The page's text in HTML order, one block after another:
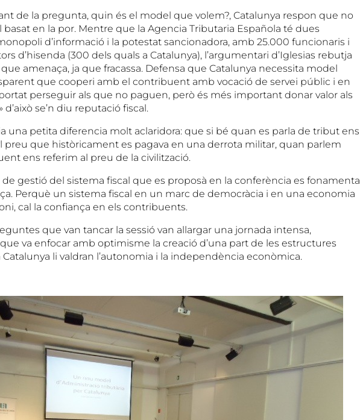
de la pregunta, quin és el model que volem?, Catalunya respon que no
en la por. Mentre que la Agencia Tributaria Española té dues
d’informació i la potestat sancionadora, amb 25.000 funcionaris i
d’hisenda (300 dels quals a Catalunya), l’argumentari d’Iglesias rebutja
amenaça, ja que fracassa. Defensa que Catalunya necessita model
que cooperi amb el contribuent amb vocació de servei públic i en
perseguir als que no paguen, però és més important donar valor als
se’n diu reputació fiscal.
una petita diferencia molt aclaridora: que si bé quan es parla de tribut ens
preu que històricament es pagava en una derrota militar, quan parlem
ens referim al preu de la civilització.
gestió del sistema fiscal que es proposà en la conferència es fonamenta
Perquè un sistema fiscal en un marc de democràcia i en una economia
cal la confiança en els contribuents.
que van tancar la sessió van allargar una jornada intensa,
va enfocar amb optimisme la creació d’una part de les estructures
Catalunya li valdran l’autonomia i la independència econòmica.